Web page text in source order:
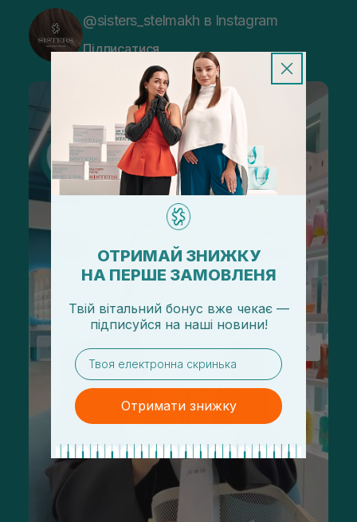
@sisters_stelmakh в Instagram
Підписатися
ОТРИМАЙ ЗНИЖКУ
НА ПЕРШЕ ЗАМОВЛЕНЯ
Твій вітальний бонус вже чекає —
підписуйся на наші новини!
email
Отримати знижку